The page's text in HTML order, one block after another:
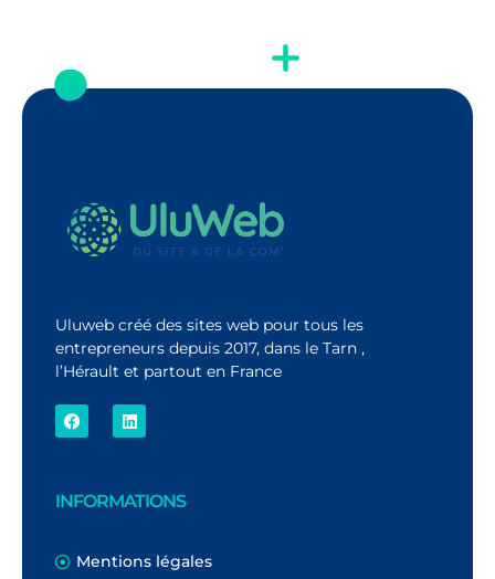
Uluweb créé des sites web pour tous les
entrepreneurs depuis 2017, dans le Tarn ,
l’Hérault et partout en France
INFORMATIONS
Mentions légales